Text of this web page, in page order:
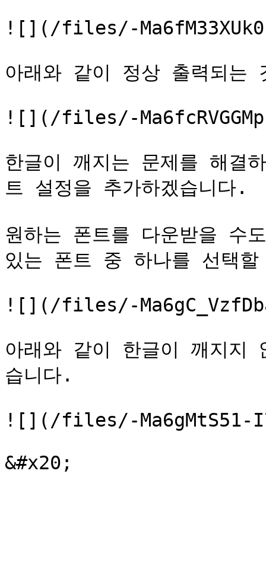
![](/files/-
아래와 같이 정상 출력되는
![](/files/-
한글이 깨지는 문제를 해결
트 설정을 추가하겠습니다.
원하는 폰트를 다운받을
있는 폰트 중 하나를 선택
![](/files/-
아래와 같이 한글이 깨지지
습니다.
![](/files/-Ma6gMtS51-